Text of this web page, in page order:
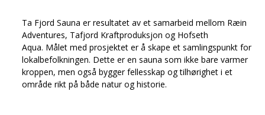
Ta Fjord Sauna er resultatet av et samarbeid mellom Ræin
Adventures, Tafjord Kraftproduksjon og Hofseth
Aqua. Målet med prosjektet er å skape et samlingspunkt for
lokalbefolkningen. Dette er en sauna som ikke bare varmer
kroppen, men også bygger fellesskap og tilhørighet i et
område rikt på både natur og historie.